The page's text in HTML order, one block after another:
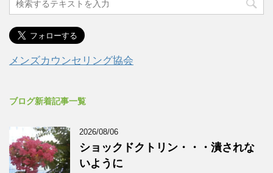
メンズカウンセリング協会
ブログ新着記事一覧
2026/08/06
ショックドクトリン・・・潰されな
いように